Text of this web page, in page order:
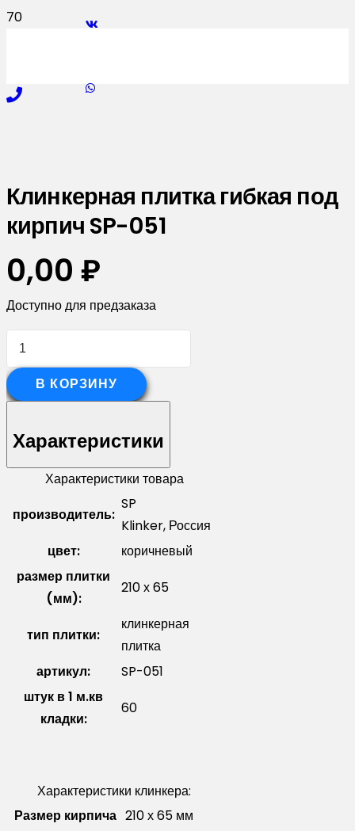
Клинкерная плитка гибкая под
кирпич SP-051
0,00 ₽
Доступно для предзаказа
Количество
Клинкерная
плитка
под
кирпич
051
В КОРЗИНУ
Характеристики
Характеристики товара
производитель:
SP
Klinker, Россия
цвет:
коричневый
размер плитки
(мм):
210 х 65
тип плитки:
клинкерная
плитка
артикул:
SP-051
штук в 1 м.кв
кладки:
60
Характеристики клинкера:
Размер кирпича 210 х 65 мм